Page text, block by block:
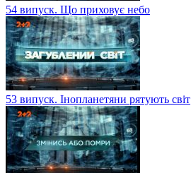
54 випуск. Що приховує небо
53 випуск. Інопланетяни рятують світ